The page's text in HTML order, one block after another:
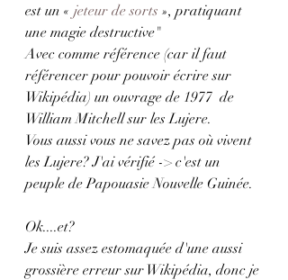
est un « jeteur de sorts », pratiquant
une magie destructive"
Avec comme référence (car il faut
référencer pour pouvoir écrire sur
Wikipédia) un ouvrage de 1977  de
William Mitchell sur les Lujere.
Vous aussi vous ne savez pas où vivent
les Lujere? J'ai vérifié -> c'est un
peuple de Papouasie Nouvelle Guinée.
Ok....et?
Je suis assez estomaquée d'une aussi
grossière erreur sur Wikipédia, donc je